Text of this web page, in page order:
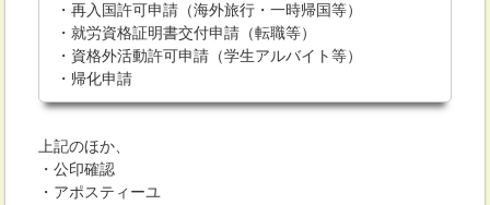
・再入国許可申請（海外旅行・一時帰国等）
・就労資格証明書交付申請（転職等）
・資格外活動許可申請（学生アルバイト等）
・帰化申請
上記のほか、
・公印確認
・アポスティーユ